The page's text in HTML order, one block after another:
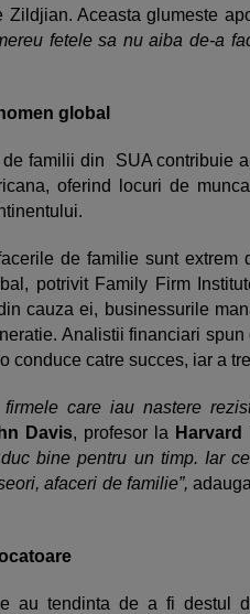
Zildjian. Aceasta glumeste
fetele sa nu aiba de-a
global
de familii din SUA contribuie
oferind locuri de
de familie sunt extrem
potrivit Family Firm
cauza ei, businessurile
Analistii financiari
conduce catre succes, iar a
firmele care iau nastere
Davis, profesor la Harvard
bine pentru un timp. Iar
afaceri de familie”,
au tendinta de a fi destul